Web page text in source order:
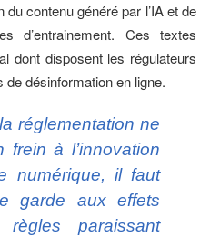
contenu généré par l’IA et de
d’entrainement. Ces textes
dont disposent les régulateurs
de désinformation en ligne.
réglementation ne
à l’innovation
numérique, il faut
garde aux effets
paraissant